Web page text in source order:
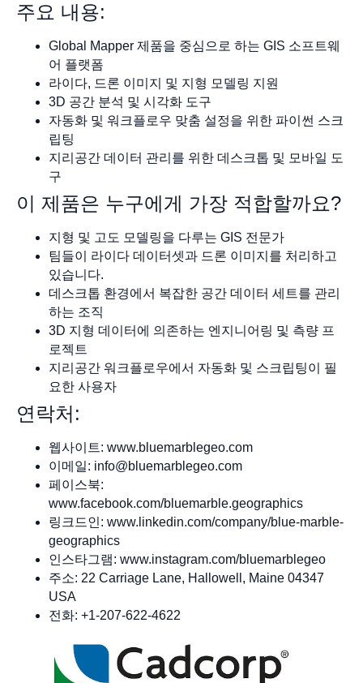
주요 내용:
Global Mapper 제품을 중심으로 하는 GIS 소프트웨
어 플랫폼
라이다, 드론 이미지 및 지형 모델링 지원
3D 공간 분석 및 시각화 도구
자동화 및 워크플로우 맞춤 설정을 위한 파이썬 스크
립팅
지리공간 데이터 관리를 위한 데스크톱 및 모바일 도
구
이 제품은 누구에게 가장 적합할까요?
지형 및 고도 모델링을 다루는 GIS 전문가
팀들이 라이다 데이터셋과 드론 이미지를 처리하고
있습니다.
데스크톱 환경에서 복잡한 공간 데이터 세트를 관리
하는 조직
3D 지형 데이터에 의존하는 엔지니어링 및 측량 프
로젝트
지리공간 워크플로우에서 자동화 및 스크립팅이 필
요한 사용자
연락처:
웹사이트: www.bluemarblegeo.com
이메일: info@bluemarblegeo.com
페이스북:
www.facebook.com/bluemarble.geographics
링크드인: www.linkedin.com/company/blue-marble-
geographics
인스타그램: www.instagram.com/bluemarblegeo
주소: 22 Carriage Lane, Hallowell, Maine 04347
USA
전화: +1-207-622-4622